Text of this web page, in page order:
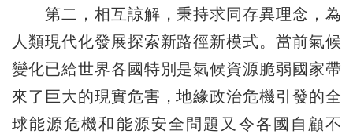
第二，相互諒解，秉持求同存異理念，為
人類現代化發展探索新路徑新模式。當前氣候
變化已給世界各國特別是氣候資源脆弱國家帶
來了巨大的現實危害，地緣政治危機引發的全
球能源危機和能源安全問題又令各國自顧不